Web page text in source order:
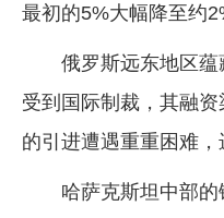
最初的5%大幅降至约
俄罗斯远东地区
受到国际制裁，其融
的引进遭遇重重困难，
哈萨克斯坦中部的